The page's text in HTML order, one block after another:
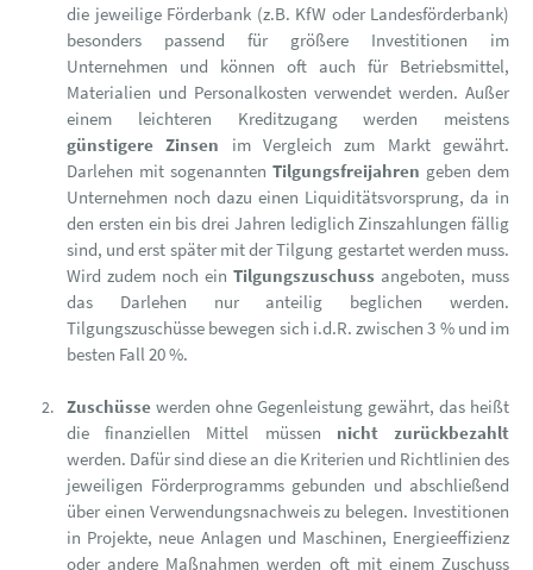
die jeweilige Förderbank (z.B. KfW oder Landesförderbank)
besonders passend für größere Investitionen im
Unternehmen und können oft auch für Betriebsmittel,
Materialien und Personalkosten verwendet werden. Außer
einem leichteren Kreditzugang werden meistens
günstigere Zinsen im Vergleich zum Markt gewährt.
Darlehen mit sogenannten Tilgungsfreijahren geben dem
Unternehmen noch dazu einen Liquiditätsvorsprung, da in
den ersten ein bis drei Jahren lediglich Zinszahlungen fällig
sind, und erst später mit der Tilgung gestartet werden muss.
Wird zudem noch ein Tilgungszuschuss angeboten, muss
das Darlehen nur anteilig beglichen werden.
Tilgungszuschüsse bewegen sich i.d.R. zwischen 3 % und im
besten Fall 20 %.
Zuschüsse werden ohne Gegenleistung gewährt, das heißt
die finanziellen Mittel müssen nicht zurückbezahlt
werden. Dafür sind diese an die Kriterien und Richtlinien des
jeweiligen Förderprogramms gebunden und abschließend
über einen Verwendungsnachweis zu belegen. Investitionen
in Projekte, neue Anlagen und Maschinen, Energieeffizienz
oder andere Maßnahmen werden oft mit einem Zuschuss